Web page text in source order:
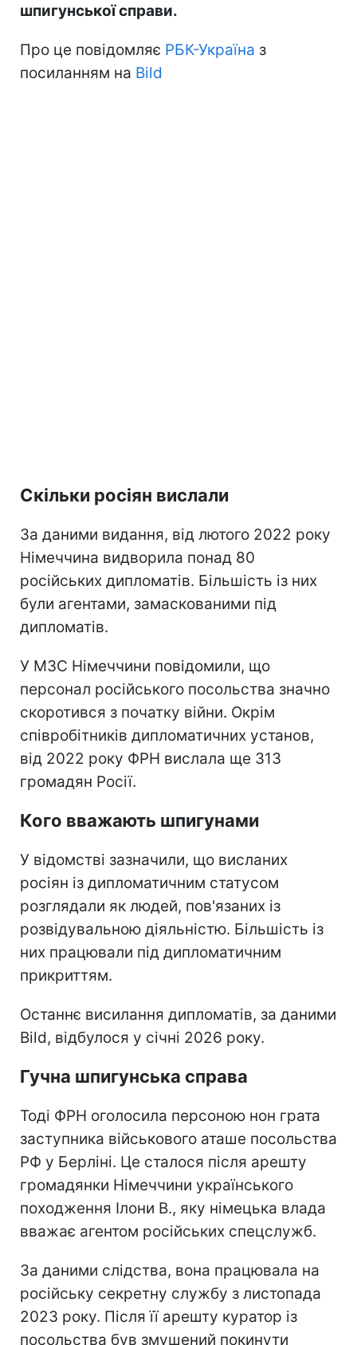
шпигунської справи.
Про це повідомляє РБК-Україна з
посиланням на Bild
Скільки росіян вислали
За даними видання, від лютого 2022 року
Німеччина видворила понад 80
російських дипломатів. Більшість із них
були агентами, замаскованими під
дипломатів.
У МЗС Німеччини повідомили, що
персонал російського посольства значно
скоротився з початку війни. Окрім
співробітників дипломатичних установ,
від 2022 року ФРН вислала ще 313
громадян Росії.
Кого вважають шпигунами
У відомстві зазначили, що висланих
росіян із дипломатичним статусом
розглядали як людей, пов'язаних із
розвідувальною діяльністю. Більшість із
них працювали під дипломатичним
прикриттям.
Останнє висилання дипломатів, за даними
Bild, відбулося у січні 2026 року.
Гучна шпигунська справа
Тоді ФРН оголосила персоною нон грата
заступника військового аташе посольства
РФ у Берліні. Це сталося після арешту
громадянки Німеччини українського
походження Ілони В., яку німецька влада
вважає агентом російських спецслужб.
За даними слідства, вона працювала на
російську секретну службу з листопада
2023 року. Після її арешту куратор із
посольства був змушений покинути